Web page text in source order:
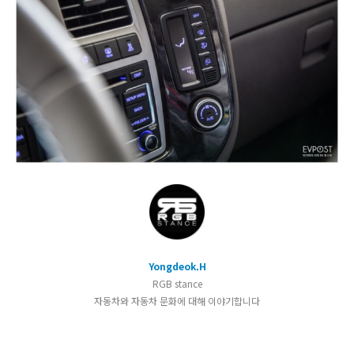
Yongdeok.H
RGB stance
자동차와 자동차 문화에 대해 이야기합니다